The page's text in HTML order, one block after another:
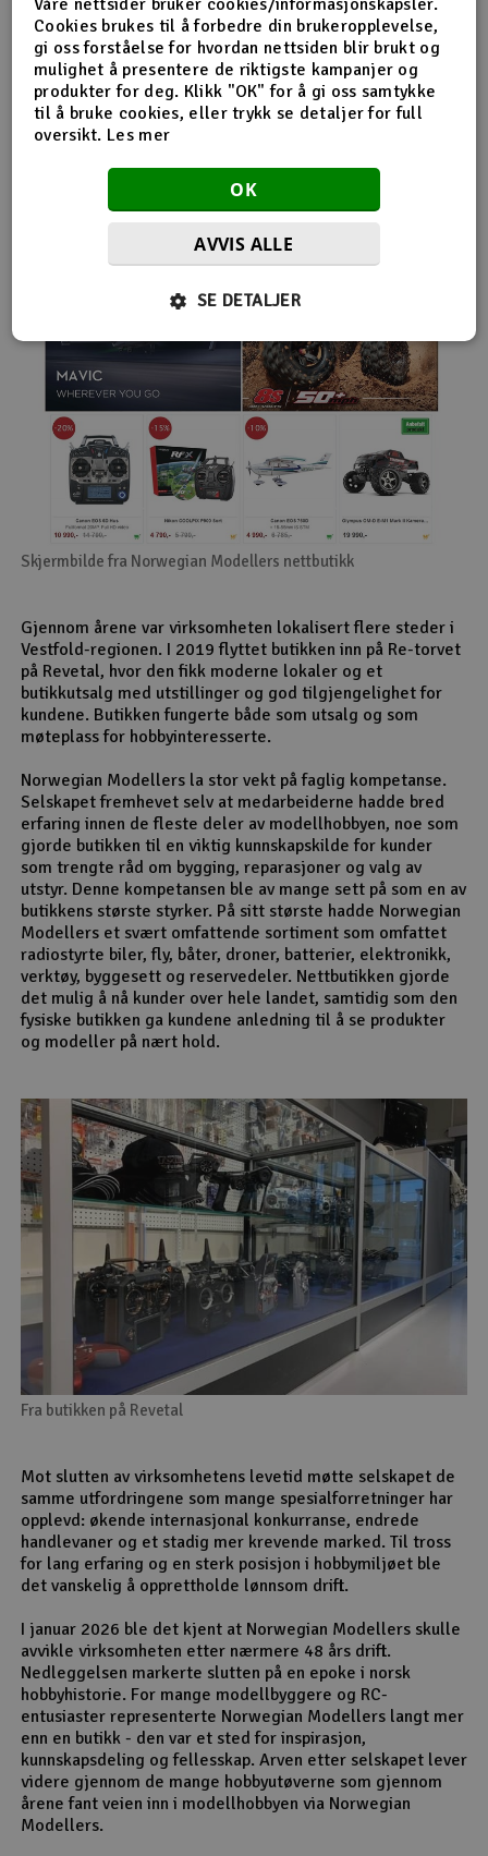
nybegynnerutstyr og avanserte løsninger hos samme
leverandør. Da internett for alvor endret
handelsmønstrene på 2000-tallet, satset Norwegian
Modellers tidlig på netthandel. Nettbutikken modellers.no
gjorde det mulig for kunder fra hele landet å handle
spesialprodukter som tidligere ofte bare var tilgjengelige i
større byer. Samtidig fortsatte selskapet å drive fysisk
Skjermbilde fra Norwegian Modellers nettbutikk
Gjennom årene var virksomheten lokalisert flere steder i
Vestfold-regionen. I 2019 flyttet butikken inn på Re-torvet
på Revetal, hvor den fikk moderne lokaler og et
butikkutsalg med utstillinger og god tilgjengelighet for
kundene. Butikken fungerte både som utsalg og som
møteplass for hobbyinteresserte.
Norwegian Modellers la stor vekt på faglig kompetanse.
Selskapet fremhevet selv at medarbeiderne hadde bred
erfaring innen de fleste deler av modellhobbyen, noe som
gjorde butikken til en viktig kunnskapskilde for kunder
som trengte råd om bygging, reparasjoner og valg av
utstyr. Denne kompetansen ble av mange sett på som en av
butikkens største styrker. På sitt største hadde Norwegian
Modellers et svært omfattende sortiment som omfattet
radiostyrte biler, fly, båter, droner, batterier, elektronikk,
verktøy, byggesett og reservedeler. Nettbutikken gjorde
det mulig å nå kunder over hele landet, samtidig som den
fysiske butikken ga kundene anledning til å se produkter
og modeller på nært hold.
Fra butikken på Revetal
Mot slutten av virksomhetens levetid møtte selskapet de
samme utfordringene som mange spesialforretninger har
opplevd: økende internasjonal konkurranse, endrede
handlevaner og et stadig mer krevende marked. Til tross
for lang erfaring og en sterk posisjon i hobbymiljøet ble
det vanskelig å opprettholde lønnsom drift.
I januar 2026 ble det kjent at Norwegian Modellers skulle
avvikle virksomheten etter nærmere 48 års drift.
Nedleggelsen markerte slutten på en epoke i norsk
hobbyhistorie. For mange modellbyggere og RC-
entusiaster representerte Norwegian Modellers langt mer
enn en butikk - den var et sted for inspirasjon,
kunnskapsdeling og fellesskap. Arven etter selskapet lever
videre gjennom de mange hobbyutøverne som gjennom
årene fant veien inn i modellhobbyen via Norwegian
Modellers.
Cookies brukes til å forbedre din brukeropplevelse,
gi oss forståelse for hvordan nettsiden blir brukt og
mulighet å presentere de riktigste kampanjer og
produkter for deg. Klikk "OK" for å gi oss samtykke
til å bruke cookies, eller trykk se detaljer for full
oversikt. Les mer
OK
AVVIS ALLE
SE DETALJER